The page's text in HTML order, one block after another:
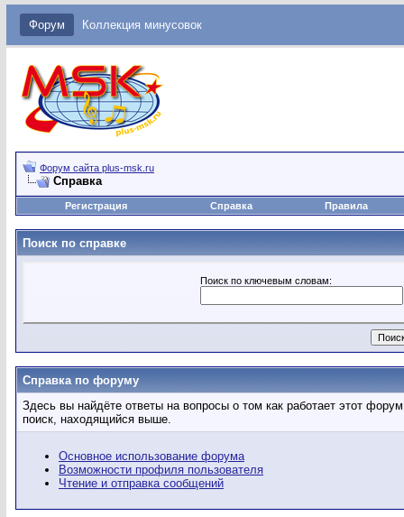
Форум Коллекция минусовок
Форум сайта plus-msk.ru
Справка
Регистрация Справка Правила
Поиск по справке
Поиск по ключевым словам:
Справка по форуму
Здесь вы найдёте ответы на вопросы о том как работает этот
поиск, находящийся выше.
Основное использование форума
Возможности профиля пользователя
Чтение и отправка сообщений